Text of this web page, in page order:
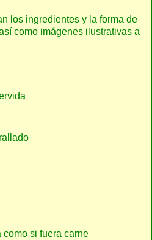
los ingredientes y la forma de
como imágenes ilustrativas a
si fuera carne